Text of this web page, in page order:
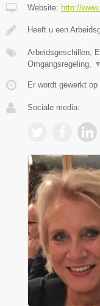
Website: http://
Heeft u een
Arbeidsgeschillen,
Omgangsregeling,
▼
Er wordt gewerkt op
Sociale media: